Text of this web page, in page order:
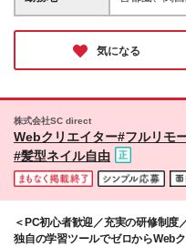
万6100円含む） ☆上記月給に加え、高率イ
ィブ制度あ
ん）
業務内容・希
住宅≫ 【首都圏・東
神奈川、茨
さん≫ 【首都圏・東
都、奈良、滋賀、兵庫 【その
道、宮城、
田、山形、
歌山、島根
社関連勤務地
気になる
株式会社SC direct
Webクリエイター#フルリモ
#髪型ネイル自由
＜PC初心者歓迎／充実の研修制度
独自の学習ツールでゼロからWeb